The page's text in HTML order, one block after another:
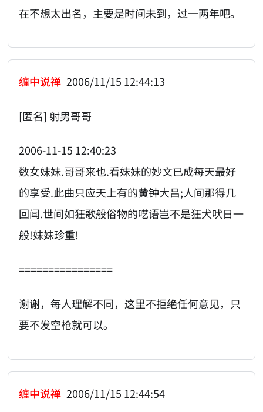
在不想太出名，主要是时间未到，过一两年吧。
缠中说禅 2006/11/15 12:44:13
[匿名] 射男哥哥
2006-11-15 12:40:23
数女妹妹.哥哥来也.看妹妹的妙文已成每天最好
的享受.此曲只应天上有的黄钟大吕;人间那得几
回闻.世间如狂歌般俗物的呓语岂不是狂犬吠日一
般!妹妹珍重!
================
谢谢，每人理解不同，这里不拒绝任何意见，只
要不发空枪就可以。
缠中说禅 2006/11/15 12:44:54